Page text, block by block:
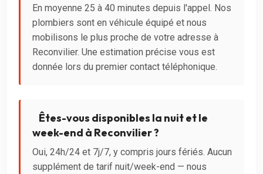
En moyenne 25 à 40 minutes depuis l'appel. Nos
plombiers sont en véhicule équipé et nous
mobilisons le plus proche de votre adresse à
Reconvilier. Une estimation précise vous est
donnée lors du premier contact téléphonique.
Êtes-vous disponibles la nuit et le
week-end à Reconvilier ?
Oui, 24h/24 et 7j/7, y compris jours fériés. Aucun
supplément de tarif nuit/week-end — nous